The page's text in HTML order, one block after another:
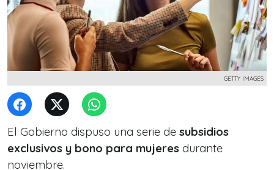
GETTY IMAGES
El Gobierno dispuso una serie de subsidios
exclusivos y bono para mujeres durante
noviembre.